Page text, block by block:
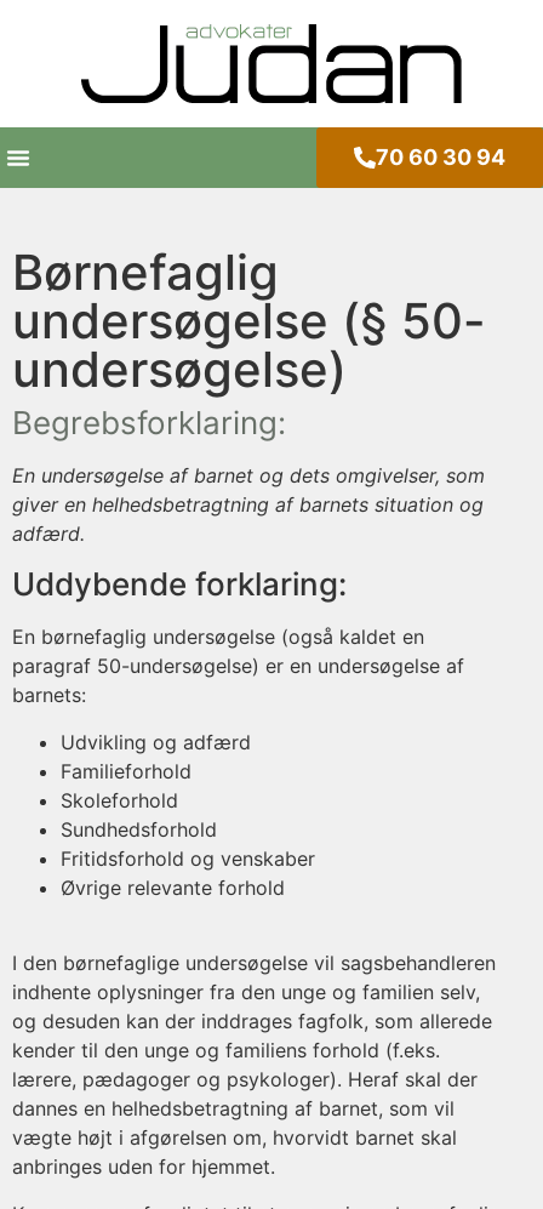
70 60 30 94
Børnefaglig
undersøgelse (§ 50-
undersøgelse)
Begrebsforklaring:
En undersøgelse af barnet og dets omgivelser, som
giver en helhedsbetragtning af barnets situation og
adfærd.
Uddybende forklaring:
En børnefaglig undersøgelse (også kaldet en
paragraf 50-undersøgelse) er en undersøgelse af
barnets:
Udvikling og adfærd
Familieforhold
Skoleforhold
Sundhedsforhold
Fritidsforhold og venskaber
Øvrige relevante forhold
I den børnefaglige undersøgelse vil sagsbehandleren
indhente oplysninger fra den unge og familien selv,
og desuden kan der inddrages fagfolk, som allerede
kender til den unge og familiens forhold (f.eks.
lærere, pædagoger og psykologer). Heraf skal der
dannes en helhedsbetragtning af barnet, som vil
vægte højt i afgørelsen om, hvorvidt barnet skal
anbringes uden for hjemmet.